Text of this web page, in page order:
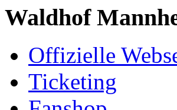
Waldhof
Offizielle
Ticketing